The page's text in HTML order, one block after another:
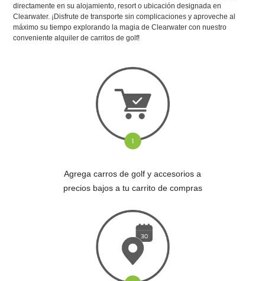
directamente en su alojamiento, resort o ubicación designada en
Clearwater. ¡Disfrute de transporte sin complicaciones y aproveche al
máximo su tiempo explorando la magia de Clearwater con nuestro
conveniente alquiler de carritos de golf!
Agrega carros de golf y accesorios a
precios bajos a tu carrito de compras